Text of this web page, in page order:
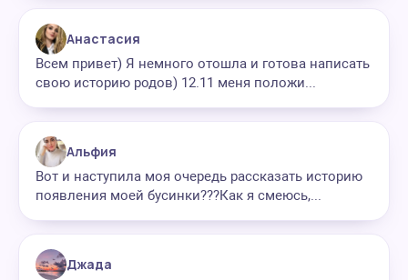
Анастасия
Всем привет) Я немного отошла и готова написать
свою историю родов) 12.11 меня положи...
Альфия
Вот и наступила моя очередь рассказать историю
появления моей бусинки???Как я смеюсь,...
Джада